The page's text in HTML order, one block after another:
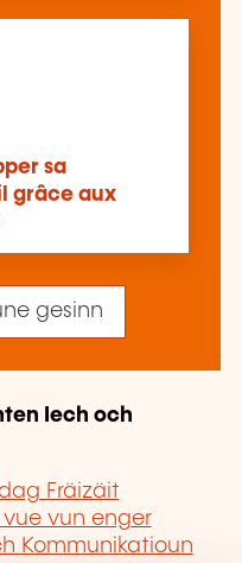
sa
grâce aux
gesinn
Iech och
Fräizäit
vun enger
Kommunikatioun